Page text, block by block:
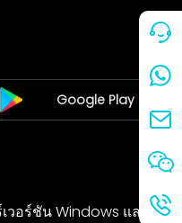
Google Play
อร์ชัน Windows และ